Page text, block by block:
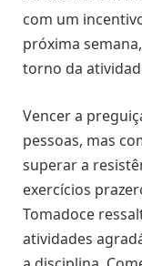
com um
próxima
torno da
Vencer a
pessoas, mas
superar a
exercícios
Tomadoce
atividades